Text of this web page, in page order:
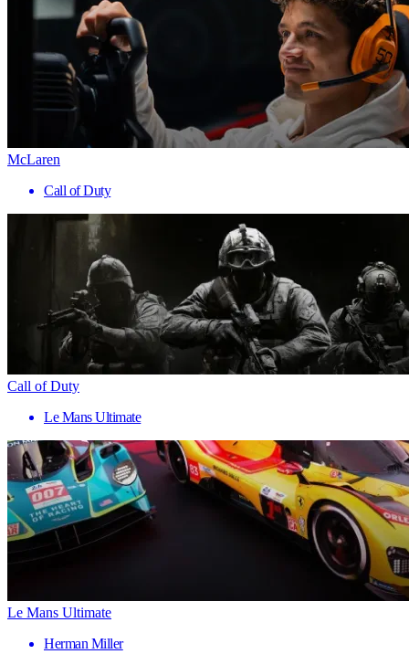
McLaren
Call of Duty
Call of Duty
Le Mans Ultimate
Le Mans Ultimate
Herman Miller